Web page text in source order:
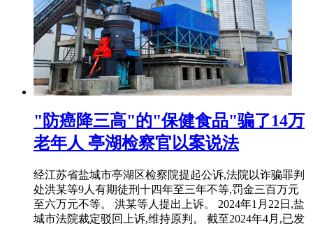
"防癌降三高"的"保健食品"骗了14万
老年人 亭湖检察官以案说法
经江苏省盐城市亭湖区检察院提起公诉,法院以诈骗罪判
处洪某等9人有期徒刑十四年至三年不等,罚金三百万元
至六万元不等。 洪某等人提出上诉。 2024年1月22日,盐
城市法院裁定驳回上诉,维持原判。 截至2024年4月,已发